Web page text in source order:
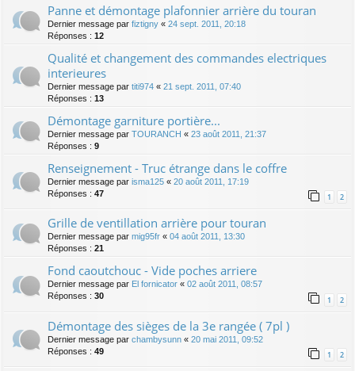
Panne et démontage plafonnier arrière du touran
Dernier message par fiztigny « 24 sept. 2011, 20:18
Réponses : 12
Qualité et changement des commandes electriques
interieures
Dernier message par titi974 « 21 sept. 2011, 07:40
Réponses : 13
Démontage garniture portière...
Dernier message par TOURANCH « 23 août 2011, 21:37
Réponses : 9
Renseignement - Truc étrange dans le coffre
Dernier message par isma125 « 20 août 2011, 17:19
Réponses : 47 1 2
Grille de ventillation arrière pour touran
Dernier message par mig95fr « 04 août 2011, 13:30
Réponses : 21
Fond caoutchouc - Vide poches arriere
Dernier message par El fornicator « 02 août 2011, 08:57
Réponses : 30 1 2
Démontage des sièges de la 3e rangée ( 7pl )
Dernier message par chambysunn « 20 mai 2011, 09:52
Réponses : 49 1 2